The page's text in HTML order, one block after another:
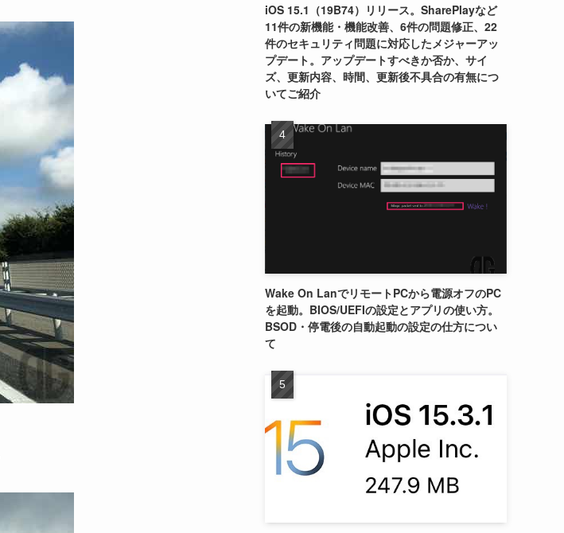
iOS 15.1（19B74）リリース。SharePlayなど
11件の新機能・機能改善、6件の問題修正、22
件のセキュリティ問題に対応したメジャーアッ
プデート。アップデートすべきか否か、サイ
ズ、更新内容、時間、更新後不具合の有無につ
いてご紹介
Wake On LanでリモートPCから電源オフのPC
を起動。BIOS/UEFIの設定とアプリの使い方。
BSOD・停電後の自動起動の設定の仕方につい
て